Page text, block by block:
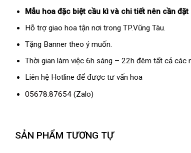
Mẫu hoa đặc biệt cầu kì và chi tiết nên cần đặt
Hỗ trợ giao hoa tận nơi trong TP.Vũng Tàu.
Tặng Banner theo ý muốn.
Thời gian làm việc 6h sáng – 22h đêm tất cả các
Liên hệ Hotline để được tư vấn hoa
05678.87654(Zalo)
SẢN PHẨM TƯƠNG TỰ